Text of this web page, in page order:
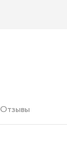
Отзывы